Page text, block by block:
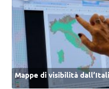
Mappe di visibilità